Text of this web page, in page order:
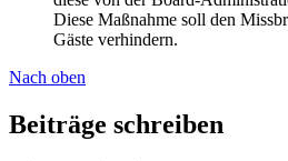
Diese Maßnahme soll den
Gäste verhindern.
Nach oben
Beiträge schreiben